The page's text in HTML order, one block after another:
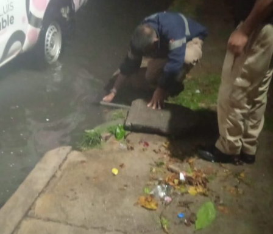
El Gobierno de la Capital
agradece la comprensión y
colaboración de la ciudadanía durante el desarrollo de
estas labores e invita a
respetarla señalización
instalada, conducir con moderación y atender las
indicaciones
del personal que participa en los trabajos, a
fin de garantizar la seguridad de todas y todos.
Tangamanga prevé refuerzo con Guardia Civil
tras dos su1c1d10s